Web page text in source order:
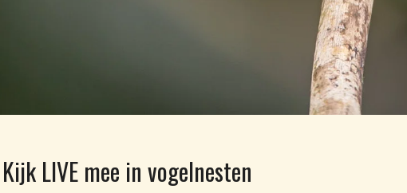
Kijk LIVE mee in vogelnesten